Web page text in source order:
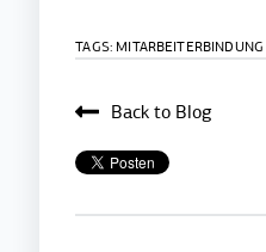
TAGS: MITARBEITERBINDUNG
Back to Blog